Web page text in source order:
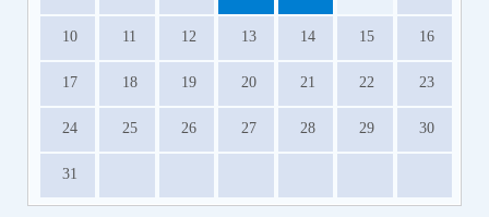
10 11 12 13 14 15 16
17 18 19 20 21 22 23
24 25 26 27 28 29 30
31